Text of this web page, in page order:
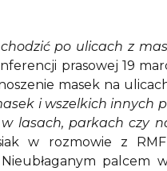
po ulicach z
prasowej 19
masek na
i wszelkich innych
lasach, parkach czy
w rozmowie z
palcem